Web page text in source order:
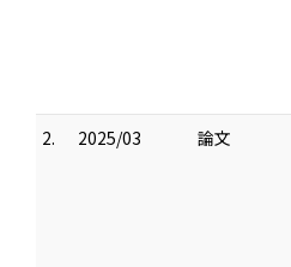
2. 2025/03 論文